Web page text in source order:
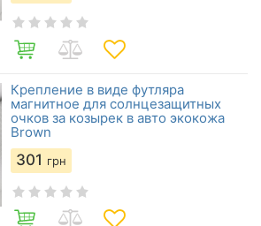
Крепление в виде футляра
магнитное для солнцезащитных
очков за козырек в авто экокожа
Brown
301 грн